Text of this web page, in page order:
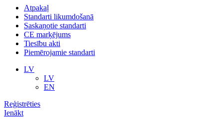
Atpakaļ
Standarti likumdošanā
Saskaņotie standarti
CE marķējums
Tiesību akti
Piemērojamie standarti
LV
LV
EN
Reģistrēties
Ienākt